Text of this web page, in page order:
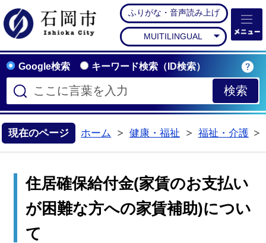
石岡市公式ホームペー
ふりがな・音声読み上げ
MUITILINGUAL
Google検索 キーワード検索（ID検索）
現在のページ ホーム
健康・福祉
福祉・介護
住居確保給付金(家賃のお支払い
が困難な方への家賃補助)につい
て